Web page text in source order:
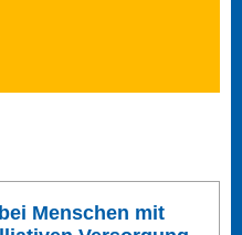
Menschen mit